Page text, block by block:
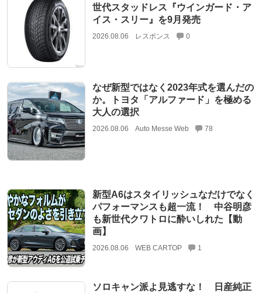
世代スタッドレス『ウインガード・ア
イス・スリー』を9月発売
2026.08.06 レスポンス 0
なぜ新型ではなく2023年式を選んだの
か。トヨタ「アルファード」を極める
大人の選択
2026.08.06 Auto Messe Web 78
新型A6はスタイリッシュなだけでなく
パフォーマンスも超一流！ 中谷明彦
も新世代クワトロに酔いしれた【動
画】
2026.08.06 WEB CARTOP 1
ソロキャン派よ見逃すな！ 日産純正